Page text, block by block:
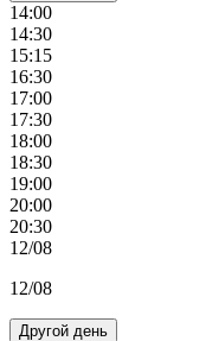
14:00
14:30
15:15
16:30
17:00
17:30
18:00
18:30
19:00
20:00
20:30
12/08
12/08
Другой день